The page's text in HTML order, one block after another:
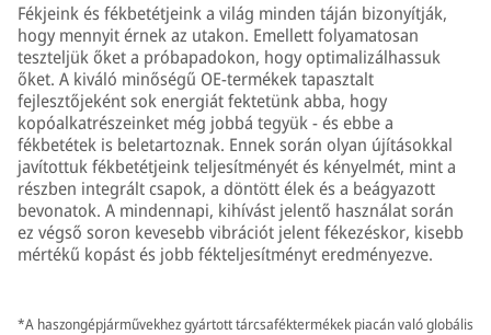
Fékjeink és fékbetétjeink a világ minden táján bizonyítják,
hogy mennyit érnek az utakon. Emellett folyamatosan
teszteljük őket a próbapadokon, hogy optimalizálhassuk
őket. A kiváló minőségű OE-termékek tapasztalt
fejlesztőjeként sok energiát fektetünk abba, hogy
kopóalkatrészeinket még jobbá tegyük - és ebbe a
fékbetétek is beletartoznak. Ennek során olyan újításokkal
javítottuk fékbetétjeink teljesítményét és kényelmét, mint a
részben integrált csapok, a döntött élek és a beágyazott
bevonatok. A mindennapi, kihívást jelentő használat során
ez végső soron kevesebb vibrációt jelent fékezéskor, kisebb
mértékű kopást és jobb fékteljesítményt eredményezve.
*A haszongépjárművekhez gyártott tárcsaféktermékek piacán való globális